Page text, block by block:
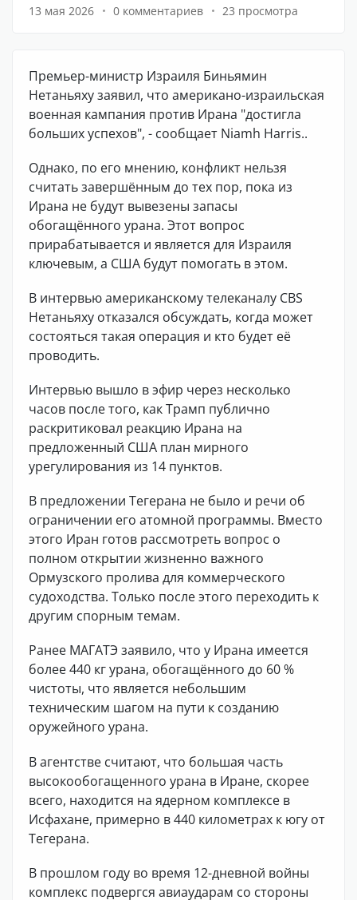
13 мая 2026
0 комментариев 23 просмотра
Премьер-министр Израиля Биньямин
Нетаньяху заявил, что американо-израильская
военная кампания против Ирана "достигла
больших успехов", - сообщает Niamh Harris..
Однако, по его мнению, конфликт нельзя
считать завершённым до тех пор, пока из
Ирана не будут вывезены запасы
обогащённого урана. Этот вопрос
прирабатывается и является для Израиля
ключевым, а США будут помогать в этом.
В интервью американскому телеканалу CBS
Нетаньяху отказался обсуждать, когда может
состояться такая операция и кто будет её
проводить.
Интервью вышло в эфир через несколько
часов после того, как Трамп публично
раскритиковал реакцию Ирана на
предложенный США план мирного
урегулирования из 14 пунктов.
В предложении Тегерана не было и речи об
ограничении его атомной программы. Вместо
этого Иран готов рассмотреть вопрос о
полном открытии жизненно важного
Ормузского пролива для коммерческого
судоходства. Только после этого переходить к
другим спорным темам.
Ранее МАГАТЭ заявило, что у Ирана имеется
более 440 кг урана, обогащённого до 60 %
чистоты, что является небольшим
техническим шагом на пути к созданию
оружейного урана.
В агентстве считают, что большая часть
высокообогащенного урана в Иране, скорее
всего, находится на ядерном комплексе в
Исфахане, примерно в 440 километрах к югу от
Тегерана.
В прошлом году во время 12-дневной войны
комплекс подвергся авиаударам со стороны